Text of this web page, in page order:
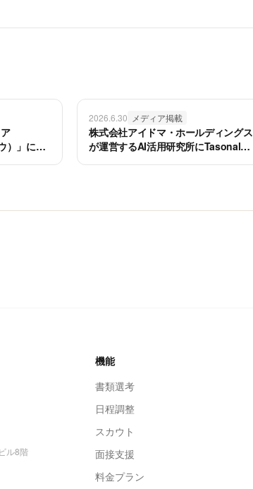
）」に
2026.6.30 メディア掲載
株式会社アイドマ・ホールディングス
が運営するAI活用研究所にTasonalが
ル8階
機能
書類選考
日程調整
スカウト
面接支援
料金プラン